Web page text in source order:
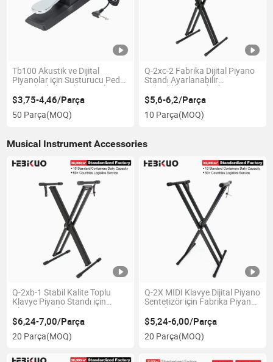
Tb100 Akustik ve Dijital
Piyanolar için Susturucu Pedal
- Müzik Aletleri Aksesuarları
Piano Aksesuarları
$3,75-4,46/Parça
50 Parça(MOQ)
Q-2xc-2 Fabrika Dijital Piyano
Standı Ayarlanabilir
Yükseklikte Müzik Klavyesi
Standı
$5,6-6,2/Parça
10 Parça(MOQ)
Musical Instrument Accessories
Q-2xb-1 Stabil Kalite Toplu
Klavye Piyano Standı için
Klavye Dijital Piyano Sentetizör
$6,24-7,00/Parça
20 Parça(MOQ)
Q-2X MIDI Klavye Dijital Piyano
Sentetizör için Fabrika Piyano
Standı
$5,24-6,00/Parça
20 Parça(MOQ)